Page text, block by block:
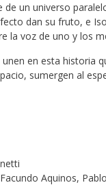
de un universo
dan su fruto, e
la voz de uno y los
en esta historia
sumergen al
Aquinos,